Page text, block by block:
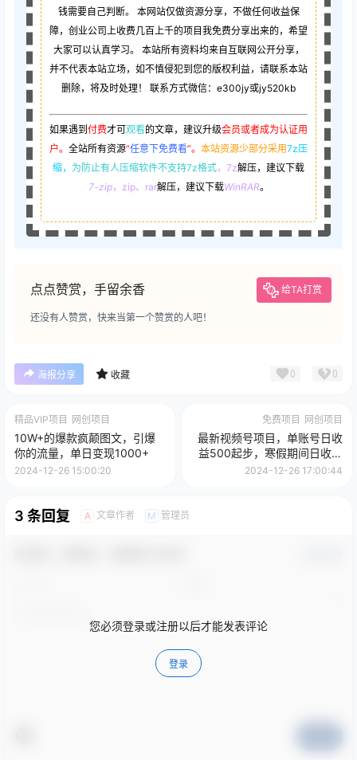
钱需要自己判断。 本网站仅做资源分享，不做任何收益保
障，创业公司上收费几百上千的项目我免费分享出来的，希望
大家可以认真学习。 本站所有资料均来自互联网公开分享，
并不代表本站立场，如不慎侵犯到您的版权利益，请联系本站
删除，将及时处理！ 联系方式微信：e300jy或jy520kb
如果遇到 付费才可观看的文章，建议升级会员或者成为认证用
户。 全站所有资源“任意下免费看”。 本站资源少部分采用7z压
缩， 为防止有人压缩软件不支持7z格式，7z解压，建议下载
7-zip，zip、rar解压，建议下载WinRAR。
点点赞赏，手留余香 给TA打赏
还没有人赞赏，快来当第一个赞赏的人吧！
海报分享 收藏 0 0
精品VIP项目 网创项目
10W+的爆款疯颠图文，引爆
你的流量，单日变现1000+
2024-12-26 15:00:20
免费项目 网创项目
最新视频号项目，单账号日收
益500起步，寒假期间日收益
2000-3000左右，
2024-12-26 17:00:44
3 条回复 A 文章作者 M 管理员
您必须登录或注册以后才能发表评论
登录